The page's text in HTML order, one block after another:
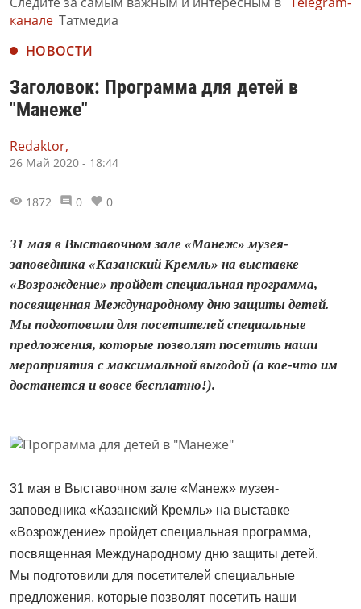
канале Татмедиа
НОВОСТИ
Заголовок: Программа для детей в
"Манеже"
Redaktor,
26 Май 2020 - 18:44
1872 0 0
31 мая в Выставочном зале «Манеж» музея-
заповедника «Казанский Кремль» на выставке
«Возрождение» пройдет специальная программа,
посвященная Международному дню защиты детей.
Мы подготовили для посетителей специальные
предложения, которые позволят посетить наши
мероприятия с максимальной выгодой (а кое-что им
достанется и вовсе бесплатно!).
31 мая в Выставочном зале «Манеж» музея-
заповедника «Казанский Кремль» на выставке
«Возрождение» пройдет специальная программа,
посвященная Международному дню защиты детей.
Мы подготовили для посетителей специальные
предложения, которые позволят посетить наши